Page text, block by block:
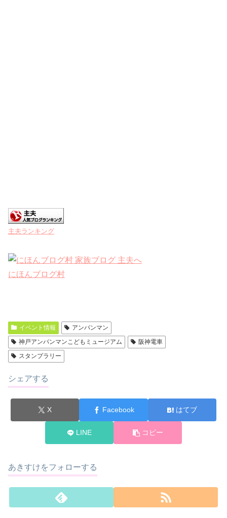
主夫ランキング
にほんブログ村
イベント情報
アンパンマン
神戸アンパンマンこどもミュージアム
阪神電車
スタンプラリー
シェアする
X Facebook はてブ
LINE コピー
あきすけをフォローする